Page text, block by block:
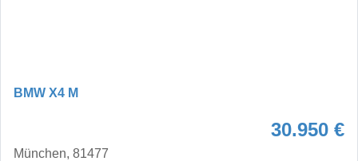
BMW X4 M
30.950 €
München, 81477